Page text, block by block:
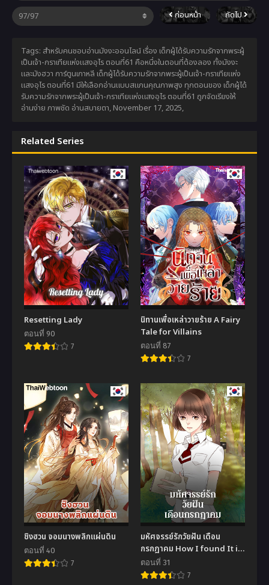
ก่อนหน้า ถัดไป
Tags: สำหรับคนชอบอ่านมังงะออนไลน์ เรื่อง เด็กผู้ได้รับความรักจากพระผู้
เป็นเจ้า-กราเทียแห่งแสงอุไร ตอนที่61 คือหนึ่งในตอนที่ต้องลอง ทั้งมังงะ
และมังฮวา การ์ตูนเกาหลี เด็กผู้ได้รับความรักจากพระผู้เป็นเจ้า-กราเทียแห่ง
แสงอุไร ตอนที่61 มีให้เลือกอ่านแบบสแกนคุณภาพสูง ทุกตอนของ เด็กผู้ได้
รับความรักจากพระผู้เป็นเจ้า-กราเทียแห่งแสงอุไร ตอนที่61 ถูกจัดเรียงให้
อ่านง่าย ภาพชัด อ่านสบายตา, November 17, 2025,
Related Series
Resetting Lady
ตอนที่ 90
7
นิทานเพื่อเหล่าวายร้าย A Fairy
Tale for Villains
ตอนที่ 87
7
ชิงฮวน จอมนางพลิกแผ่นดิน
ตอนที่ 40
7
มหัศจรรย์รักวัยฝัน เดือน
กรกฎาคม How I found It in
July
ตอนที่ 31
7